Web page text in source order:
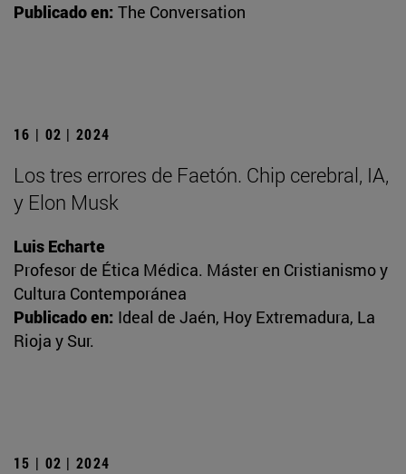
Publicado en: The Conversation
16 | 02 | 2024
Los tres errores de Faetón. Chip cerebral, IA,
y Elon Musk
Luis Echarte
Profesor de Ética Médica. Máster en Cristianismo y
Cultura Contemporánea
Publicado en: Ideal de Jaén, Hoy Extremadura, La
Rioja y Sur.
15 | 02 | 2024